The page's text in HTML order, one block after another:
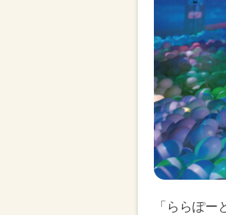
「ららぽ